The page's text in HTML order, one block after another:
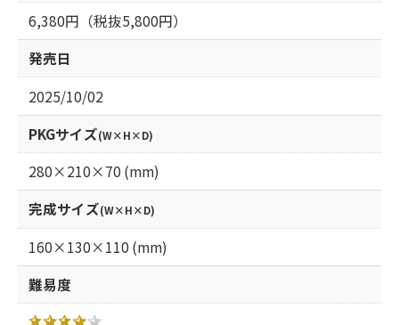
6,380円（税抜5,800円）
発売日
2025/10/02
PKGサイズ(W×H×D)
280×210×70 (mm)
完成サイズ(W×H×D)
160×130×110 (mm)
難易度